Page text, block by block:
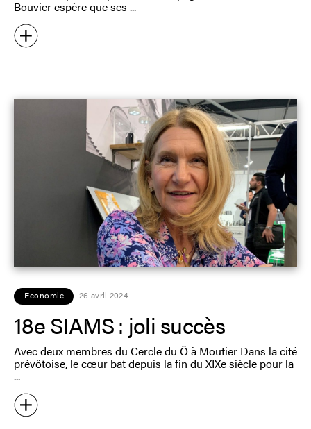
Bouvier espère que ses
Economie 26 avril 2024
18e SIAMS : joli succès
Avec deux membres du Cercle du Ô à Moutier Dans la cité
prévôtoise, le cœur bat depuis la fin du XIXe siècle pour la